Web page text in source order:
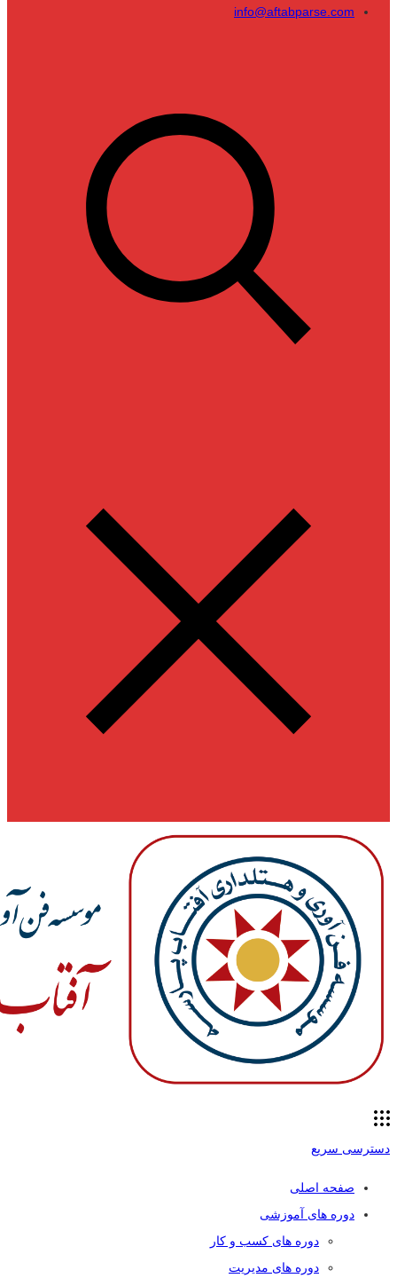
info@aftabparse.com
دسترسی سریع
صفحه اصلی
دوره های آموزشی
دوره های کسب و کار
دوره های مدیریت